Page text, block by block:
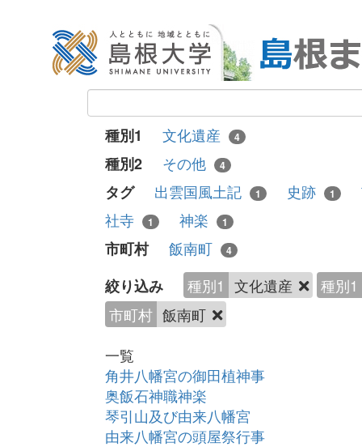
種別1 文化遺産 4
種別2 その他 4
タグ 出雲国風土記 1 史跡 1
社寺
1 神楽 1
市町村 飯南町 4
絞り込み 種別1 文化遺産
種別1
市町村 飯南町
一覧
角井八幡宮の御田植神事
奥飯石神職神楽
琴引山及び由来八幡宮
由来八幡宮の頭屋祭行事